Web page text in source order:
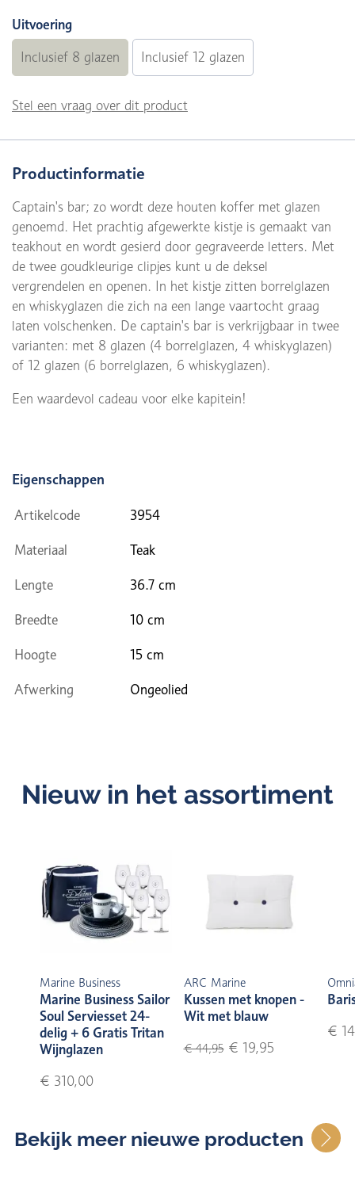
Uitvoering
Inclusief 8 glazen Inclusief 12 glazen
Stel een vraag over dit product
Productinformatie
Captain's bar; zo wordt deze houten koffer met glazen
genoemd. Het prachtig afgewerkte kistje is gemaakt van
teakhout en wordt gesierd door gegraveerde letters. Met
de twee goudkleurige clipjes kunt u de deksel
vergrendelen en openen. In het kistje zitten borrelglazen
en whiskyglazen die zich na een lange vaartocht graag
laten volschenken. De captain's bar is verkrijgbaar in twee
varianten: met 8 glazen (4 borrelglazen, 4 whiskyglazen)
of 12 glazen (6 borrelglazen, 6 whiskyglazen).
Een waardevol cadeau voor elke kapitein!
Eigenschappen
Artikelcode 3954
Materiaal Teak
Lengte 36.7 cm
Breedte 10 cm
Hoogte 15 cm
Afwerking Ongeolied
Nieuw in het assortiment
Marine Business
Marine Business Sailor
Soul Serviesset 24-
delig + 6 Gratis Tritan
Wijnglazen
€ 310,00
ARC Marine
Kussen met knopen -
Wit met blauw
€ 44,95€ 19,95
€
Bekijk meer nieuwe producten